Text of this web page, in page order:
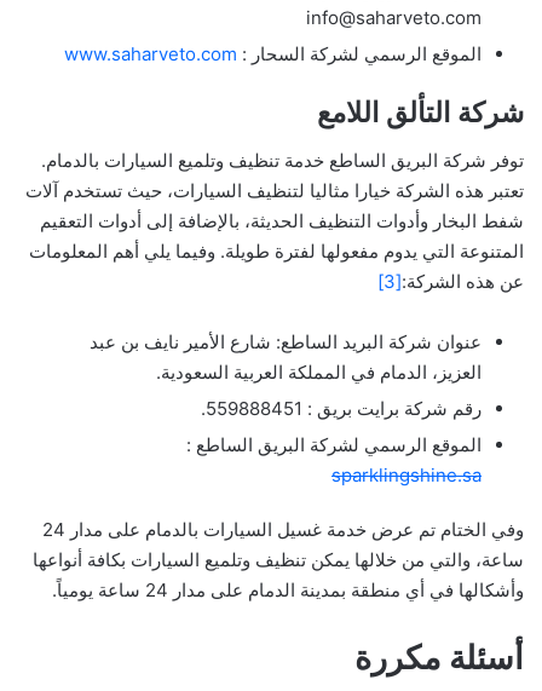
info@saharveto.com
الموقع الرسمي لشركة السحار : www.saharveto.com
شركة التألق اللامع
توفر شركة البريق الساطع خدمة تنظيف وتلميع السيارات بالدمام.
تعتبر هذه الشركة خيارا مثاليا لتنظيف السيارات، حيث تستخدم آلات
شفط البخار وأدوات التنظيف الحديثة، بالإضافة إلى أدوات التعقيم
المتنوعة التي يدوم مفعولها لفترة طويلة. وفيما يلي أهم المعلومات
عن هذه الشركة:[3]
عنوان شركة البريد الساطع: شارع الأمير نايف بن عبد
العزيز، الدمام في المملكة العربية السعودية.
رقم شركة برايت بريق : 559888451.
الموقع الرسمي لشركة البريق الساطع :
sparklingshine.sa
وفي الختام تم عرض خدمة غسيل السيارات بالدمام على مدار 24
ساعة، والتي من خلالها يمكن تنظيف وتلميع السيارات بكافة أنواعها
وأشكالها في أي منطقة بمدينة الدمام على مدار 24 ساعة يومياً.
أسئلة مكررة